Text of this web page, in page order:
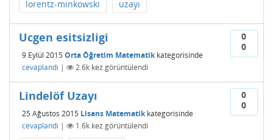
lorentz-minkowski uzayı
0
0
Ucgen esitsizligi
9 Eylül 2015 Orta Öğretim Matematikkategorisinde
cevaplandı | 2.6k kez görüntülendi
0
0
Lindelöf Uzayı
25 Ağustos 2015 Lisans Matematikkategorisinde
cevaplandı | 1.6k kez görüntülendi